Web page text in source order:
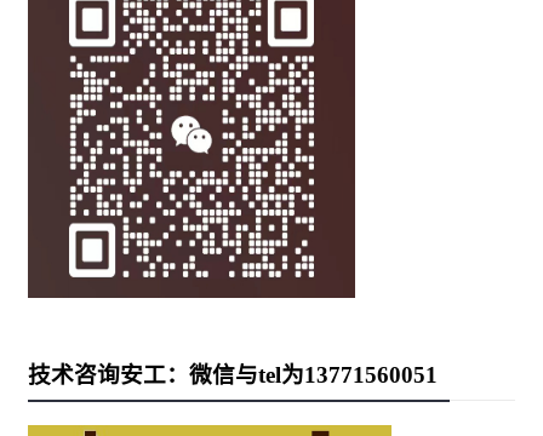
技术咨询安工：微信与tel为13771560051